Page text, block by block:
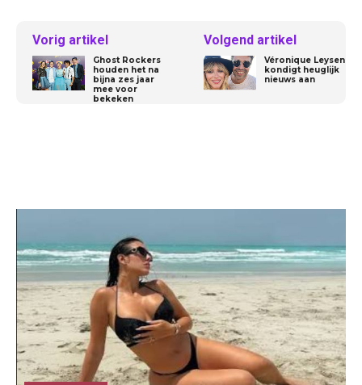
Vorig artikel
Ghost Rockers
houden het na
bijna zes jaar
mee voor
bekeken
Volgend artikel
Véronique Leysen
kondigt heuglijk
nieuws aan